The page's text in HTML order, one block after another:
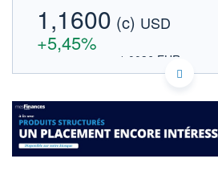
1,1600 (c) USD
+5,45%
1,0036 EUR
INDICE DE RÉFÉRENCE NASDAQ
DONNÉES TEMPS DIFFÉRÉ
Politique d'exécution
Cotation sur les autres places